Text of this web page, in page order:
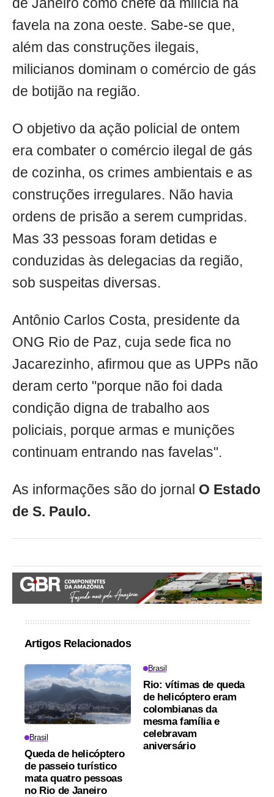
de Janeiro como chefe da milícia na
favela na zona oeste. Sabe-se que,
além das construções ilegais,
milicianos dominam o comércio de gás
de botijão na região.
O objetivo da ação policial de ontem
era combater o comércio ilegal de gás
de cozinha, os crimes ambientais e as
construções irregulares. Não havia
ordens de prisão a serem cumpridas.
Mas 33 pessoas foram detidas e
conduzidas às delegacias da região,
sob suspeitas diversas.
Antônio Carlos Costa, presidente da
ONG Rio de Paz, cuja sede fica no
Jacarezinho, afirmou que as UPPs não
deram certo "porque não foi dada
condição digna de trabalho aos
policiais, porque armas e munições
continuam entrando nas favelas".
As informações são do jornal O Estado
de S. Paulo.
Artigos Relacionados
Brasil
Queda de helicóptero
de passeio turístico
mata quatro pessoas
no Rio de Janeiro
Brasil
Rio: vítimas de queda
de helicóptero eram
colombianas da
mesma família e
celebravam
aniversário